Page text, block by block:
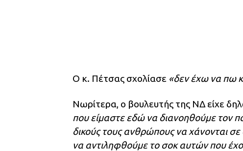
Ο κ. Πέτσας σχολίασε «δεν έχω να πω
Νωρίτερα, ο βουλευτής της ΝΔ είχε
που είμαστε εδώ να διανοηθούμε τον
δικούς τους ανθρώπους να χάνονται
να αντιληφθούμε το σοκ αυτών που